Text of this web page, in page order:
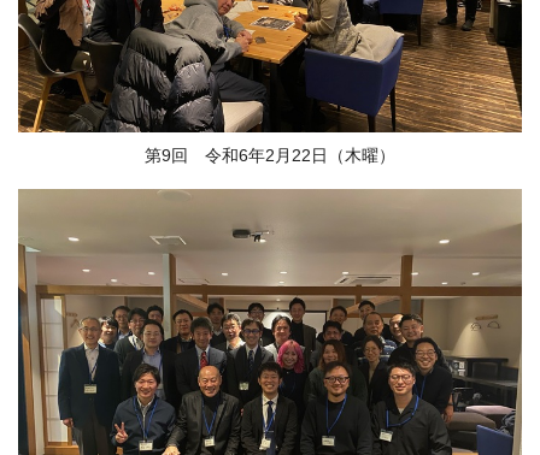
第9回 令和6年2月22日（木曜）